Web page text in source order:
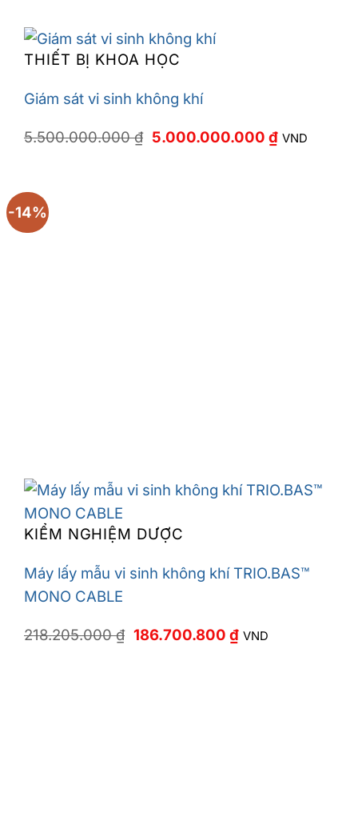
THIẾT BỊ KHOA HỌC
Giám sát vi sinh không khí
5.500.000.000₫ Giá
5.000.000.000 ₫Giá
hiện
VND
-14%
KIỂM NGHIỆM DƯỢC
Máy lấy mẫu vi sinh không khí TRIO.BAS™
MONO CABLE
218.205.000₫ Giá
186.700.800 ₫Giá
hiện
VND